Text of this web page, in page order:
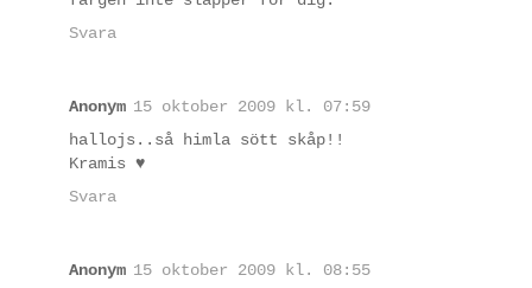
Svara
Anonym 15 oktober 2009 kl. 07:59
hallojs..så himla sött skåp!!
Kramis ♥
Svara
Anonym 15 oktober 2009 kl. 08:55